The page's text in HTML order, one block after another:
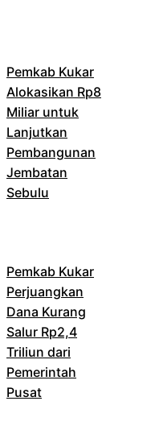
Pemkab Kukar
Alokasikan Rp8
Miliar untuk
Lanjutkan
Pembangunan
Jembatan
Sebulu
Pemkab Kukar
Perjuangkan
Dana Kurang
Salur Rp2,4
Triliun dari
Pemerintah
Pusat